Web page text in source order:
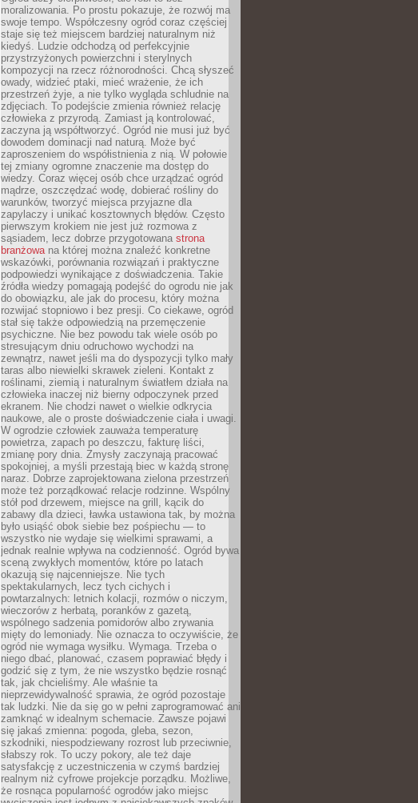
moralizowania. Po prostu pokazuje, że rozwój ma
swoje tempo. Współczesny ogród coraz częściej
staje się też miejscem bardziej naturalnym niż
kiedyś. Ludzie odchodzą od perfekcyjnie
przystrzyżonych powierzchni i sterylnych
kompozycji na rzecz różnorodności. Chcą słyszeć
owady, widzieć ptaki, mieć wrażenie, że ich
przestrzeń żyje, a nie tylko wygląda schludnie na
zdjęciach. To podejście zmienia również relację
człowieka z przyrodą. Zamiast ją kontrolować,
zaczyna ją współtworzyć. Ogród nie musi już być
dowodem dominacji nad naturą. Może być
zaproszeniem do współistnienia z nią. W połowie
tej zmiany ogromne znaczenie ma dostęp do
wiedzy. Coraz więcej osób chce urządzać ogród
mądrze, oszczędzać wodę, dobierać rośliny do
warunków, tworzyć miejsca przyjazne dla
zapylaczy i unikać kosztownych błędów. Często
pierwszym krokiem nie jest już rozmowa z
sąsiadem, lecz dobrze przygotowana strona
branżowana której można znaleźć konkretne
wskazówki, porównania rozwiązań i praktyczne
podpowiedzi wynikające z doświadczenia. Takie
źródła wiedzy pomagają podejść do ogrodu nie jak
do obowiązku, ale jak do procesu, który można
rozwijać stopniowo i bez presji. Co ciekawe, ogród
stał się także odpowiedzią na przemęczenie
psychiczne. Nie bez powodu tak wiele osób po
stresującym dniu odruchowo wychodzi na
zewnątrz, nawet jeśli ma do dyspozycji tylko mały
taras albo niewielki skrawek zieleni. Kontakt z
roślinami, ziemią i naturalnym światłem działa na
człowieka inaczej niż bierny odpoczynek przed
ekranem. Nie chodzi nawet o wielkie odkrycia
naukowe, ale o proste doświadczenie ciała i uwagi.
W ogrodzie człowiek zauważa temperaturę
powietrza, zapach po deszczu, fakturę liści,
zmianę pory dnia. Zmysły zaczynają pracować
spokojniej, a myśli przestają biec w każdą stronę
naraz. Dobrze zaprojektowana zielona przestrzeń
może też porządkować relacje rodzinne. Wspólny
stół pod drzewem, miejsce na grill, kącik do
zabawy dla dzieci, ławka ustawiona tak, by można
było usiąść obok siebie bez pośpiechu — to
wszystko nie wydaje się wielkimi sprawami, a
jednak realnie wpływa na codzienność. Ogród bywa
sceną zwykłych momentów, które po latach
okazują się najcenniejsze. Nie tych
spektakularnych, lecz tych cichych i
powtarzalnych: letnich kolacji, rozmów o niczym,
wieczorów z herbatą, poranków z gazetą,
wspólnego sadzenia pomidorów albo zrywania
mięty do lemoniady. Nie oznacza to oczywiście, że
ogród nie wymaga wysiłku. Wymaga. Trzeba o
niego dbać, planować, czasem poprawiać błędy i
godzić się z tym, że nie wszystko będzie rosnąć
tak, jak chcieliśmy. Ale właśnie ta
nieprzewidywalność sprawia, że ogród pozostaje
tak ludzki. Nie da się go w pełni zaprogramować ani
zamknąć w idealnym schemacie. Zawsze pojawi
się jakaś zmienna: pogoda, gleba, sezon,
szkodniki, niespodziewany rozrost lub przeciwnie,
słabszy rok. To uczy pokory, ale też daje
satysfakcję z uczestniczenia w czymś bardziej
realnym niż cyfrowe projekcje porządku. Możliwe,
że rosnąca popularność ogrodów jako miejsc